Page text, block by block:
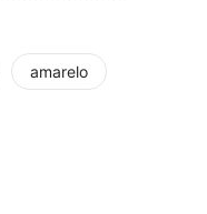
amarelo